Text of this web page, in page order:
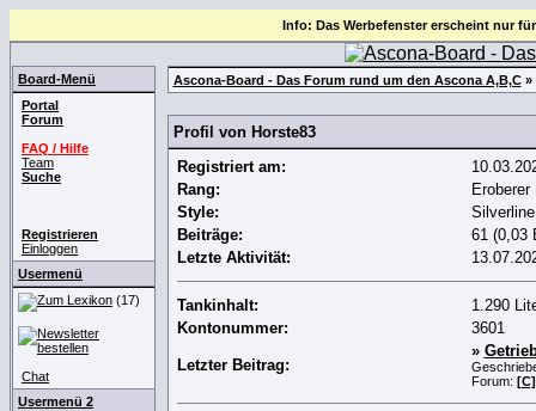
Info: Das Werbefenster erscheint nur
Board-Menü
Portal
Forum
FAQ / Hilfe
Team
Suche
Registrieren
Einloggen
Usermenü
(17)
Chat
Usermenü 2
Ascona-Board - Das Forum rund um den Ascona A,B,C»
Profil von Horste83
Registriert am:
Rang:
Eroberer
Style:
Silverline
Beiträge:
61 (0,03
Letzte Aktivität:
Tankinhalt:
1.290
Kontonummer:
3601
Letzter Beitrag:
»
Forum: